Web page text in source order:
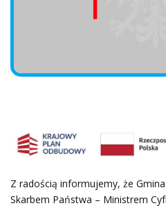
Z radością informujemy, że
Skarbem Państwa – Ministrem